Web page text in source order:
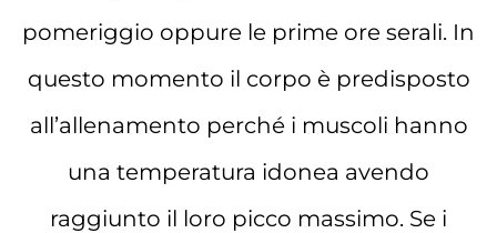
pomeriggio oppure le prime ore serali. In
questo momento il corpo è predisposto
all’allenamento perché i muscoli hanno
una temperatura idonea avendo
raggiunto il loro picco massimo. Se i